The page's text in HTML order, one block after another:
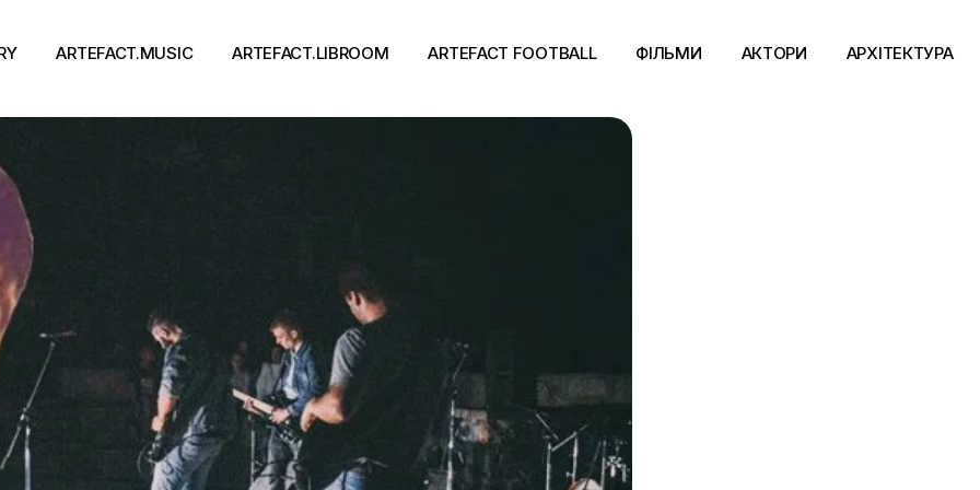
ARTEFACT.MUSIC ARTEFACT.LIBROOM ARTEFACT FOOTBALL ФІЛЬМИ АКТОРИ АРХІТЕКТУРА